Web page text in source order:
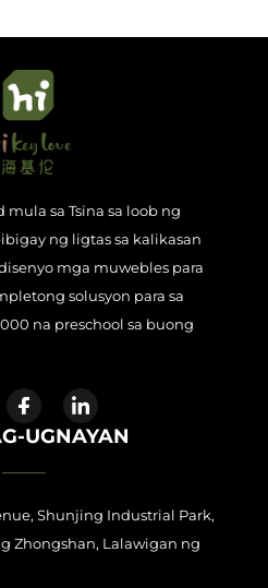
sa Tsina sa loob ng
ng ligtas sa kalikasan
mga muwebles para
solusyon para sa
na preschool sa buong
UGNAYAN
Shunjing Industrial Park,
Zhongshan, Lalawigan ng